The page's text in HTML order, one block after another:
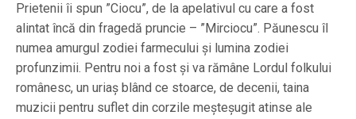
Prietenii îi spun ”Ciocu”, de la apelativul cu care a fost
alintat încă din fragedă pruncie – ”Mirciocu”. Păunescu îl
numea amurgul zodiei farmecului și lumina zodiei
profunzimii. Pentru noi a fost și va rămâne Lordul folkului
românesc, un uriaș blând ce stoarce, de decenii, taina
muzicii pentru suflet din corzile meșteșugit atinse ale